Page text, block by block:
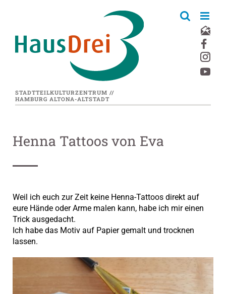
STADTTEILKULTURZENTRUM //
HAMBURG ALTONA-ALTSTADT
Henna Tattoos von Eva
Weil ich euch zur Zeit keine Henna-Tattoos direkt auf
eure Hände oder Arme malen kann, habe ich mir einen
Trick ausgedacht.
Ich habe das Motiv auf Papier gemalt und trocknen
lassen.